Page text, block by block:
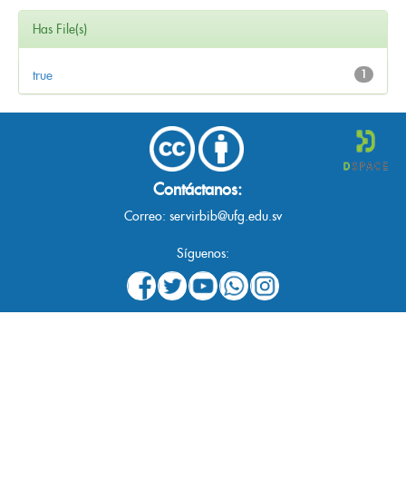
Has File(s)
1
true
Contáctanos:
Correo: servirbib@ufg.edu.sv
Síguenos: